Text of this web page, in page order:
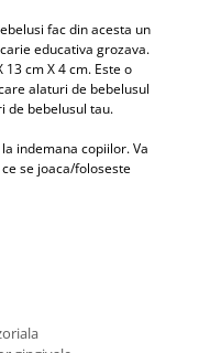
fac din acesta un
educativa grozava.
cm X 4 cm. Este o
alaturi de bebelusul
de bebelusul tau.
indemana copiilor. Va
se joaca/foloseste